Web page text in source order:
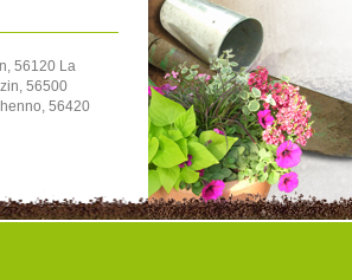
56120 La
56500
56420